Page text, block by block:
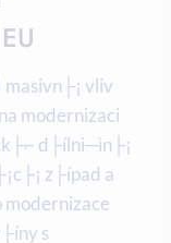
vliv
modernizaci
d├ílni─ìn├¡
z├ípad a
s